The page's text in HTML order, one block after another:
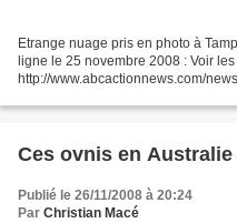
Etrange nuage pris en photo à
ligne le 25 novembre 2008 : Voir
http://www.abcactionnews.com/
Ces ovnis en Australie
Publié le 26/11/2008 à 20:24
Par Christian Macé